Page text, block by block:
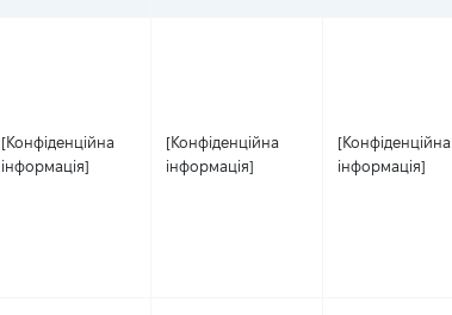
[Конфіденційна
інформація]
[Конфіденційна
інформація]
[Конфіденційна
інформація]